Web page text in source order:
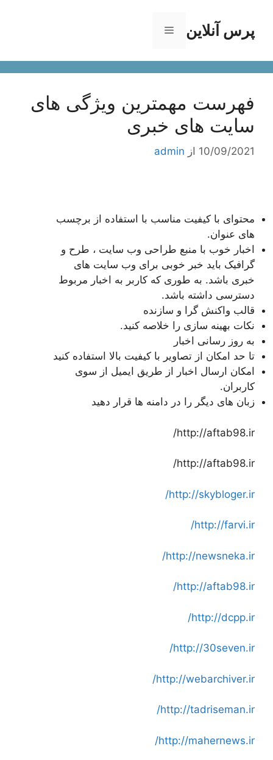
محتواپرس آنلاین فهرست
فهرست مهمترین ویژگی های
سایت های خبری
10/09/2021 از admin
محتوای با کیفیت مناسب با استفاده از برچسب
های عنوان.
اخبار خوب با منبع طراحی وب سایت ، طرح و
گرافیک باید خبر خوبی برای وب سایت های
خبری باشد. به طوری که کاربر به اخبار مربوط
دسترسی داشته باشد.
قالب واکنش گرا و سازنده
نکات بهینه سازی را خلاصه کنید.
به روز رسانی اخبار
تا حد امکان از تصاویر با کیفیت بالا استفاده کنید
امکان ارسال اخبار از طریق ایمیل از سوی
کاربران.
زبان های دیگر را در دامنه ها قرار دهید
http://aftab98.ir/
http://aftab98.ir/
http://skybloger.ir/
http://farvi.ir/
http://newsneka.ir/
http://aftab98.ir/
http://dcpp.ir/
http://30seven.ir/
http://webarchiver.ir/
http://tadriseman.ir/
http://mahernews.ir/